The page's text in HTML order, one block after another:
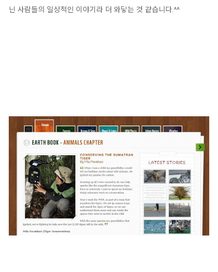
닌 사람들의 일상적인 이야기라 더 와닿는 것 같습니다.^^